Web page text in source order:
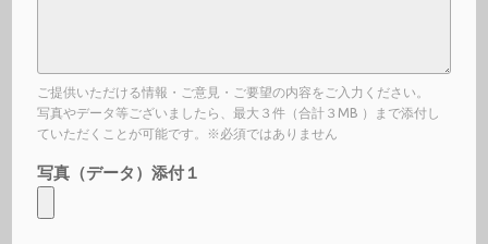
ご提供いただける情報・ご意見・ご要望の内容をご入力ください。
写真やデータ等ございましたら、最大３件（合計３MB ）まで添付し
ていただくことが可能です。※必須ではありません
写真（データ）添付１